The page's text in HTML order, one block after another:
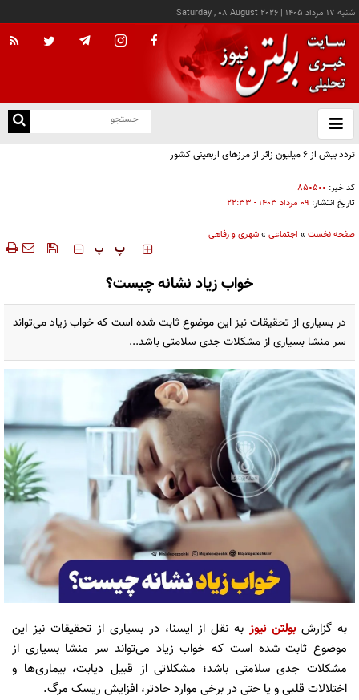
شنبه ۱۷ مرداد ۱۴۰۵ |
Saturday , 08 August 2026
باز
و
تردد بیش از ۶ میلیون زائر از مرزهای اربعینی کشور
کد خبر: ۸۵۰۵۰۰
تاریخ انتشار: ۰۹ مرداد ۱۴۰۳ - ۲۲:۳۳
صفحه نخست » اجتماعی »شهری و رفاهی
‍‍‍ پ پ
خواب زیاد نشانه چیست؟
در بسیاری از تحقیقات نیز این موضوع ثابت شده است که خواب زیاد می‌تواند
سر منشا بسیاری از مشکلات جدی سلامتی باشد...
به گزارشبولتن نیوز به نقل از ایسنا، در بسیاری از تحقیقات نیز این
موضوع ثابت شده است که خواب زیاد می‌تواند سر منشا بسیاری از
مشکلات جدی سلامتی باشد؛ مشکلاتی از قبیل دیابت، بیماری‌ها و
اختلالات قلبی و یا حتی در برخی موارد حادتر، افزایش ریسک مرگ.